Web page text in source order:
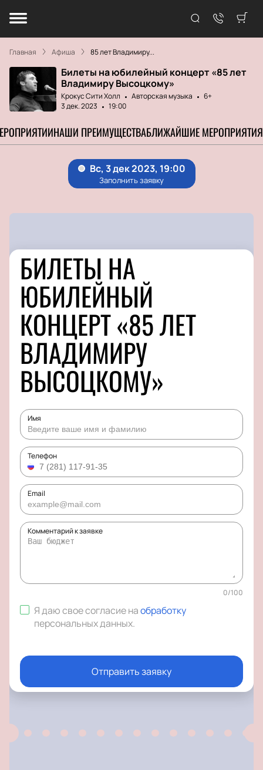
Главная Афиша 85 лет Владимиру...
Билеты на юбилейный концерт «85 лет
Владимиру Высоцкому»
Крокус Сити Холл Авторская музыка
6+
3 дек. 2023
19:00
НАШИ ПРЕИМУЩЕСТВАБЛИЖАЙШИЕ МЕРОПРИЯТИЯ
БИЛЕТЫ НА
ЮБИЛЕЙНЫЙ
КОНЦЕРТ «85 ЛЕТ
ВЛАДИМИРУ
ВЫСОЦКОМУ»
Имя
Телефон
Email
Комментарий к заявке
0/100
Я даю свое согласие наобработку
персональных данных.
Отправить заявку